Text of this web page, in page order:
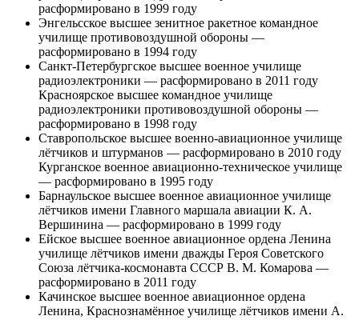
расформировано в 1999 году
Энгельсское высшее зенитное ракетное командное
училище противовоздушной обороны —
расформировано в 1994 году
Санкт-Петербургское высшее военное училище
радиоэлектроники — расформировано в 2011 году
Красноярское высшее командное училище
радиоэлектроники противовоздушной обороны —
расформировано в 1998 году
Ставропольское высшее военно-авиационное училище
лётчиков и штурманов — расформировано в 2010 году
Курганское военное авиационно-техническое училище
— расформировано в 1995 году
Барнаульское высшее военное авиационное училище
лётчиков имени Главного маршала авиации К. А.
Вершинина — расформировано в 1999 году
Ейское высшее военное авиационное ордена Ленина
училище лётчиков имени дважды Героя Советского
Союза лётчика-космонавта СССР В. М. Комарова —
расформировано в 2011 году
Качинское высшее военное авиационное ордена
Ленина, Краснознамённое училище лётчиков имени А.